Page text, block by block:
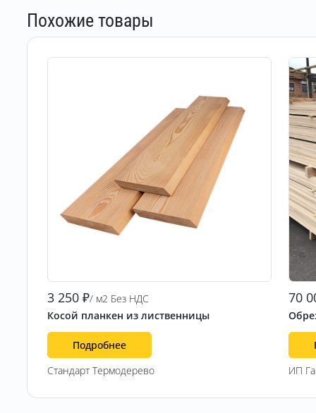
Похожие товары
3 250 ₽/ м2 Без НДС
Косой планкен из лиственницы
Подробнее
Стандарт Термодерево
70
ИП